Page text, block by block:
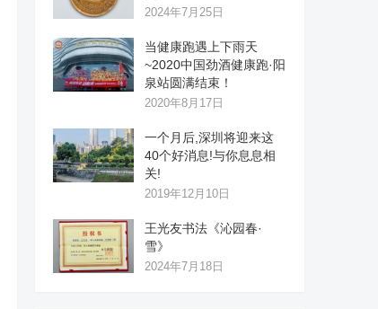
2024年7月25日
当健康跑遇上下雨天
~2020中国劲酒健康跑·阳
泉站圆满结束！
2020年8月17日
一个月后,深圳将迎来这
40个好消息!与你息息相
关!
2019年12月10日
王光友书法《沁园春·
雪》
2024年7月18日